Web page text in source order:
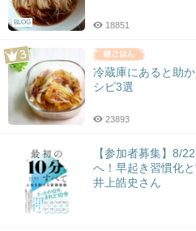
BLOG 18851
冷蔵庫にあると助
シピ3選
23893
【参加者募集】8/
へ！早起き習慣化と
井上皓史さん